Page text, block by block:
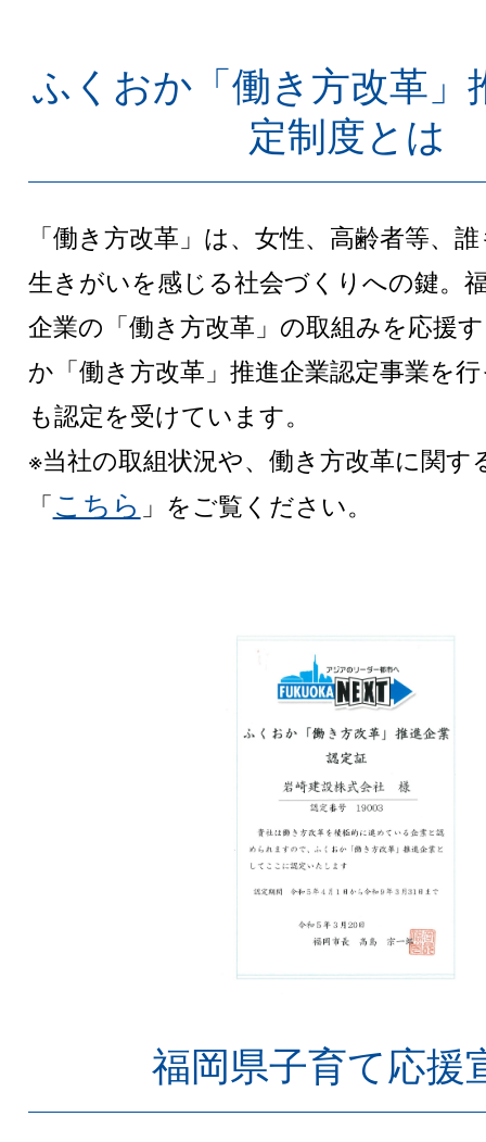
ふくおか「働き方改革」
定制度とは
「働き方改革」は、女性、高齢者等、
生きがいを感じる社会づくりへの鍵。
企業の「働き方改革」の取組みを応援
か「働き方改革」推進企業認定事業を
も認定を受けています。
※当社の取組状況や、働き方改革に関す
「こちら 」をご覧ください。
福岡県子育て応援